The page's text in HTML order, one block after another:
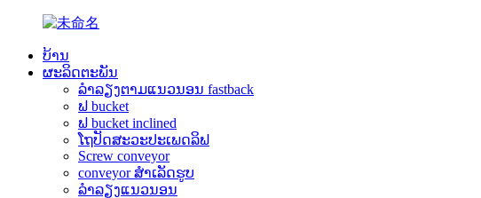
ບ້ານ
ຜະລິດຕະພັນ
ລຳລຽງຕາມແນວນອນ fastback
ຟ bucket
ຟ bucket inclined
ໂຖປັດສະວະປະເພດລິຟ
Screw conveyor
conveyor ສໍາເລັດຮູບ
ລໍາລຽງແນວນອນ